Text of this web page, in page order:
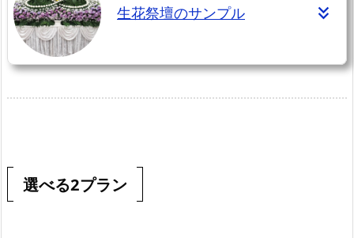
生花祭壇のサンプル
選べる2プラン